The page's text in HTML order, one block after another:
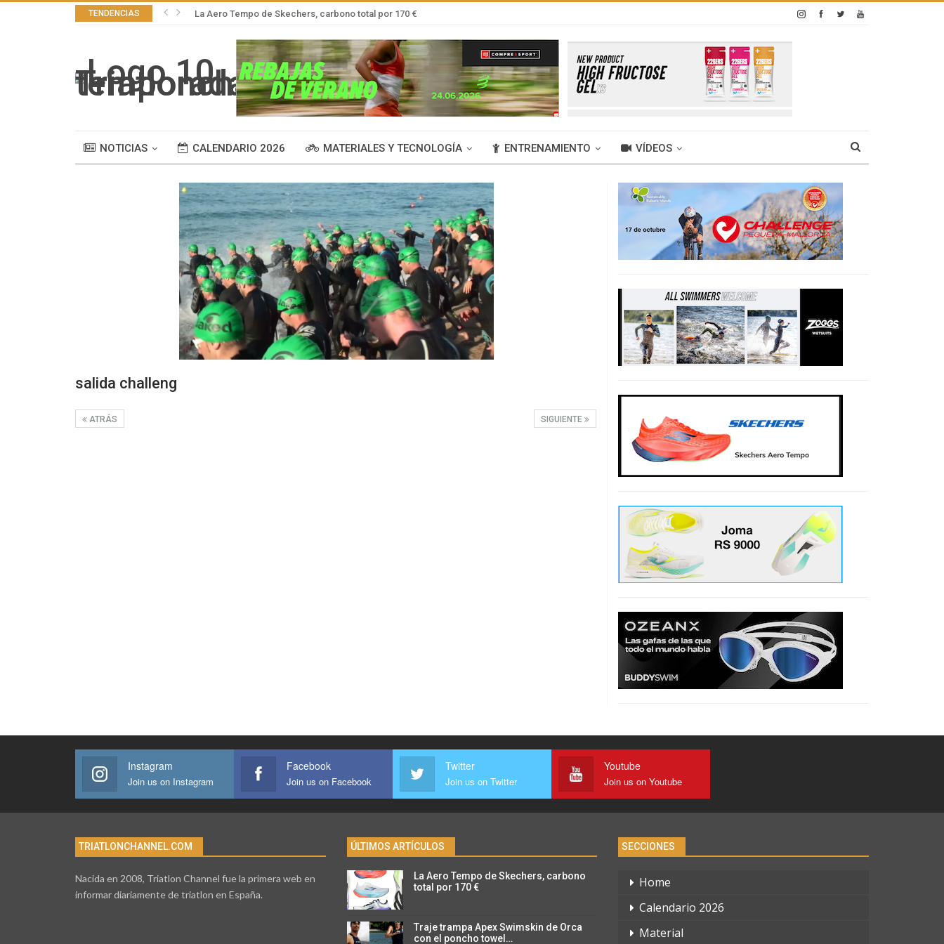
TENDENCIAS La Aero Tempo de Skechers, carbono total por 170 €
NOTICIAS CALENDARIO 2026 MATERIALES Y TECNOLOGÍA ENTRENAMIENTO VÍDEOS
salida challeng
SIGUIENTE
ATRÁS
Instagram
Join us on Instagram
Facebook
Join us on Facebook
Twitter
Join us on Twitter
Youtube
Join us on Youtube
TRIATLONCHANNEL.COM
Nacida en 2008, Triatlon Channel fue la primera web en
informar diariamente de triatlon en España.
ÚLTIMOS ARTÍCULOS
La Aero Tempo de Skechers, carbono
total por 170 €
Traje trampa Apex Swimskin de Orca
con el poncho towel…
SECCIONES
Home
Calendario 2026
Material